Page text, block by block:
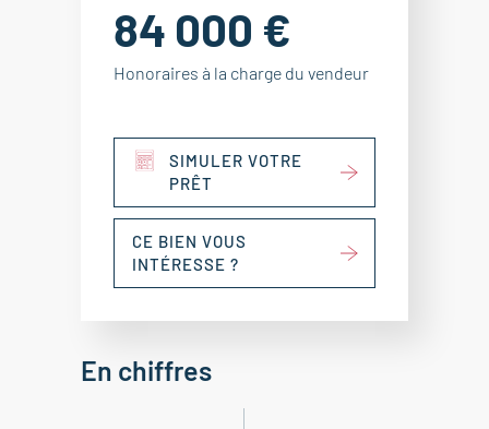
84 000 €
Honoraires à la charge du vendeur
SIMULER VOTRE
PRÊT
CE BIEN VOUS
INTÉRESSE ?
En chiffres